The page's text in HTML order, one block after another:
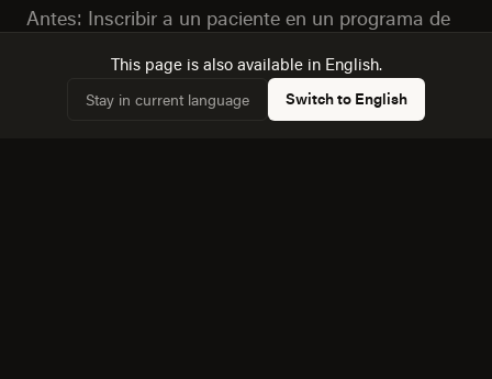
Antes: Inscribir a un paciente en un programa de
medicamentos tomaba días. Formularios
manuales. Llamadas telefónicas. Faxes (sí,
This page is also available in English.
Stay in current language Switch to English